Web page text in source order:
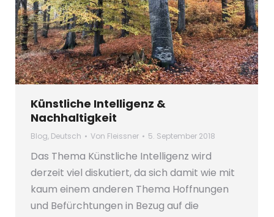
Künstliche Intelligenz &
Nachhaltigkeit
Blog, Deutsch Von Fleissner 5. September 2018
Das Thema Künstliche Intelligenz wird
derzeit viel diskutiert, da sich damit wie mit
kaum einem anderen Thema Hoffnungen
und Befürchtungen in Bezug auf die